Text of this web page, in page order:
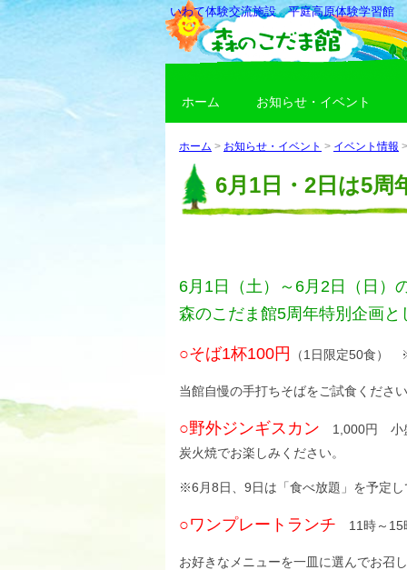
いわて体験交流施設 平庭高原体験学習館
ホーム お知らせ・イベント
ホーム > お知らせ・イベント > イベント情報
6月1日・2日は5周
6月1日（土）～6月2日（日）
森のこだま館5周年特別企画と
○そば1杯100円 （1日限定50食）
当館自慢の手打ちそばをご試食ください
○野外ジンギスカン 1,000円 小
炭火焼でお楽しみください。
※6月8日、9日は「食べ放題」を予定し
○ワンプレートランチ 11時～15
お好きなメニューを一皿に選んでお召